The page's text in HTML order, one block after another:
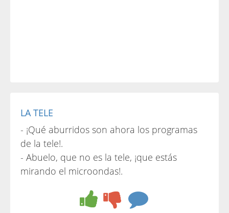
LA TELE
- ¡Qué aburridos son ahora los programas
de la tele!.
- Abuelo, que no es la tele, ¡que estás
mirando el microondas!.